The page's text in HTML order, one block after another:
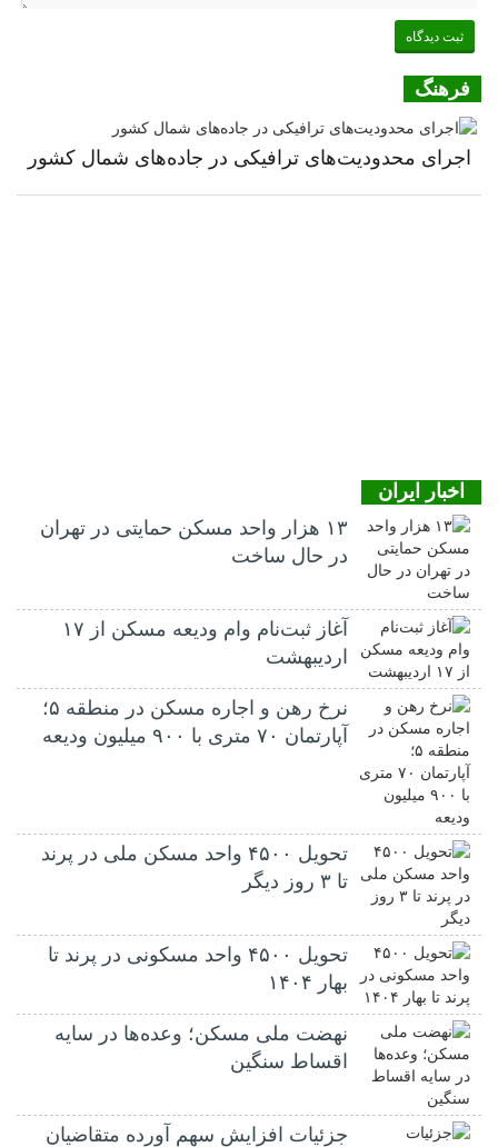
فرهنگ
اجرای محدودیت‌های ترافیکی در جاده‌های شمال کشور
اخبار ایران
۱۳ هزار واحد مسکن حمایتی در تهران
در حال ساخت
آغاز ثبت‌نام وام ودیعه مسکن از ۱۷
اردیبهشت
نرخ‌ رهن و اجاره مسکن در منطقه ۵؛
آپارتمان ۷۰ متری با ۹۰۰ میلیون ودیعه
تحویل ۴۵۰۰ واحد مسکن ملی در پرند
تا ۳ روز دیگر
تحویل ۴۵۰۰ واحد مسکونی در پرند تا
بهار ۱۴۰۴
نهضت ملی مسکن؛ وعده‌ها در سایه
اقساط سنگین
جزئیات افزایش سهم آورده متقاضیان